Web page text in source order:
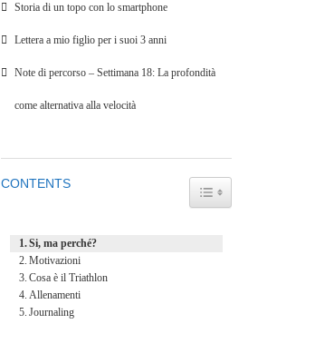
Storia di un topo con lo smartphone
Lettera a mio figlio per i suoi 3 anni
Note di percorso – Settimana 18: La profondità
come alternativa alla velocità
CONTENTS TOGGLE TABLE OF
Si, ma perché?
Motivazioni
Cosa è il Triathlon
Allenamenti
Journaling